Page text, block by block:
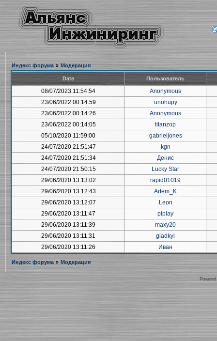
Индекс форума » Модерация
Date Пользователь
08/07/2023 11:54:54
Anonymous
23/06/2022 00:14:59
unohupy
23/06/2022 00:14:26
Anonymous
23/06/2022 00:14:05
titanzop
05/10/2020 11:59:00
gabrieljones
24/07/2020 21:51:47
kgn
24/07/2020 21:51:34
Денис
24/07/2020 21:50:15
Lucky Star
29/06/2020 13:13:02
rapid01019
29/06/2020 13:12:43
Artem_K
29/06/2020 13:12:07
Leon
29/06/2020 13:11:47
piplay
29/06/2020 13:11:39
maxy20
29/06/2020 13:11:31
gladkyi
29/06/2020 13:11:26
Иван
Индекс форума » Модерация